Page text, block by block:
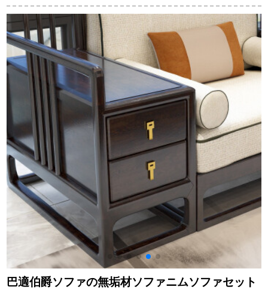
ビグ家具都市5259
30-60日间出荷しま
す。
けウォククククク小
戸型ラテテテテ3人挂
け位
ックトラックトラッ
クトラックトラック
トラックトラックの
家具木绵麻布-3人挂
け位置(2.1 m)アープ
トラックトラックト
ラックスペアカラー
巴適伯爵ソファの無垢材ソファニムソファセット